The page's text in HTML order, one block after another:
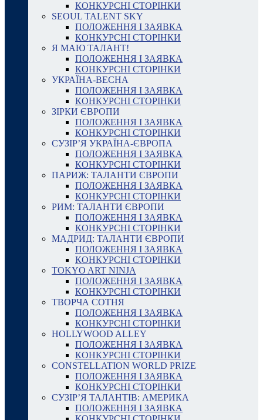
КОНКУРСНІ СТОРІНКИ
SEOUL TALENT SKY
ПОЛОЖЕННЯ І ЗАЯВКА
КОНКУРСНІ СТОРІНКИ
Я МАЮ ТАЛАНТ!
ПОЛОЖЕННЯ І ЗАЯВКА
КОНКУРСНІ СТОРІНКИ
УКРАЇНА-ВЕСНА
ПОЛОЖЕННЯ І ЗАЯВКА
КОНКУРСНІ СТОРІНКИ
ЗІРКИ ЄВРОПИ
ПОЛОЖЕННЯ І ЗАЯВКА
КОНКУРСНІ СТОРІНКИ
СУЗІР’Я УКРАЇНА-ЄВРОПА
ПОЛОЖЕННЯ І ЗАЯВКА
КОНКУРСНІ СТОРІНКИ
ПАРИЖ: ТАЛАНТИ ЄВРОПИ
ПОЛОЖЕННЯ І ЗАЯВКА
КОНКУРСНІ СТОРІНКИ
РИМ: ТАЛАНТИ ЄВРОПИ
ПОЛОЖЕННЯ І ЗАЯВКА
КОНКУРСНІ СТОРІНКИ
МАДРИД: ТАЛАНТИ ЄВРОПИ
ПОЛОЖЕННЯ І ЗАЯВКА
КОНКУРСНІ СТОРІНКИ
TOKYO ART NINJA
ПОЛОЖЕННЯ І ЗАЯВКА
КОНКУРСНІ СТОРІНКИ
ТВОРЧА СОТНЯ
ПОЛОЖЕННЯ І ЗАЯВКА
КОНКУРСНІ СТОРІНКИ
HOLLYWOOD ALLEY
ПОЛОЖЕННЯ І ЗАЯВКА
КОНКУРСНІ СТОРІНКИ
CONSTELLATION WORLD PRIZE
ПОЛОЖЕННЯ І ЗАЯВКА
КОНКУРСНІ СТОРІНКИ
СУЗІР’Я ТАЛАНТІВ: АМЕРИКА
ПОЛОЖЕННЯ І ЗАЯВКА